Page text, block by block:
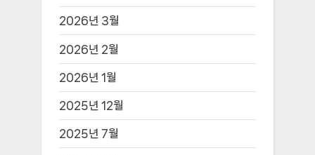
2026년 3월
2026년 2월
2026년 1월
2025년 12월
2025년 7월